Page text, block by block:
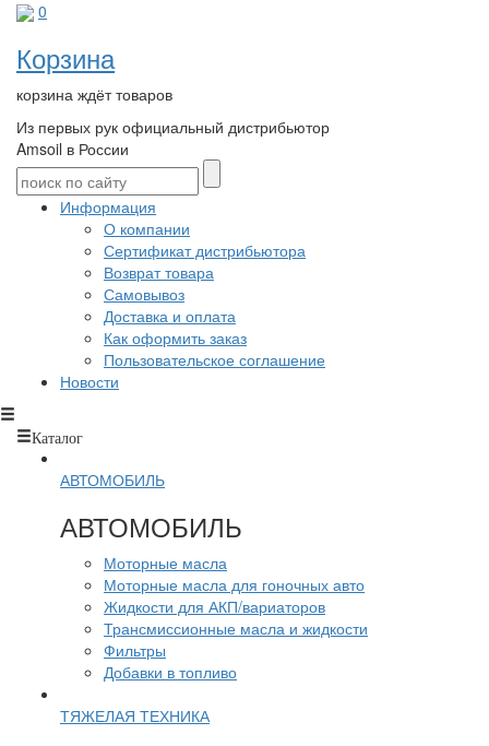
0
Корзина
корзина ждёт товаров
Из первых рук официальный дистрибьютор
Amsoil в России
Информация
О компании
Сертификат дистрибьютора
Возврат товара
Самовывоз
Доставка и оплата
Как оформить заказ
Пользовательское соглашение
Новости
Каталог
АВТОМОБИЛЬ
АВТОМОБИЛЬ
Моторные масла
Моторные масла для гоночных авто
Жидкости для АКП/вариаторов
Трансмиссионные масла и жидкости
Фильтры
Добавки в топливо
ТЯЖЕЛАЯ ТЕХНИКА